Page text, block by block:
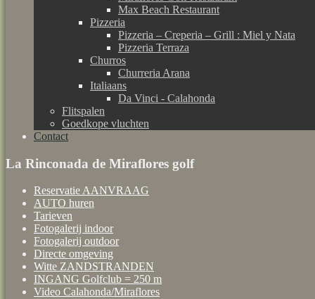
Max Beach Restaurant
Pizzeria
Pizzeria – Creperia – Grill : Miel y Nata
Pizzeria Terraza
Churros
Churreria Arana
Italiaans
Da Vinci - Calahonda
Flitspalen
Goedkope vluchten
Contact
La Rinconada de Miraflores golf
Reservatie AANVRAAG
AUTO huren
Tarieven
Fotogalerij indoor
Fotogalerij outdoor
Directe omgeving
Witte ZANDSTRANDEN
INGANG Golfclub = 250 m
Video Calahonda/Miraflores